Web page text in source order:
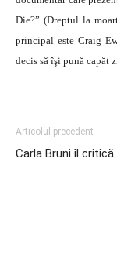
Die?” (Dreptul la
principal este Craig
decis să îşi pună capăt
Articolul precedent
Carla Bruni îl critică